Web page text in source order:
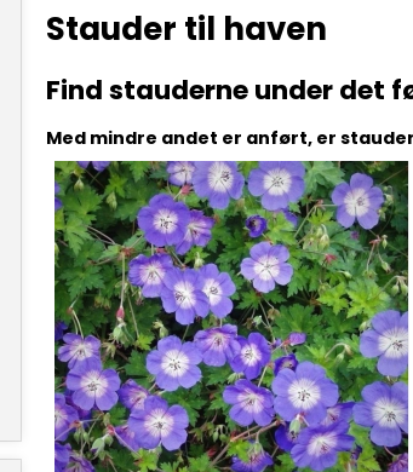
Stauder til haven
Find stauderne under det
Med mindre andet er anført, er